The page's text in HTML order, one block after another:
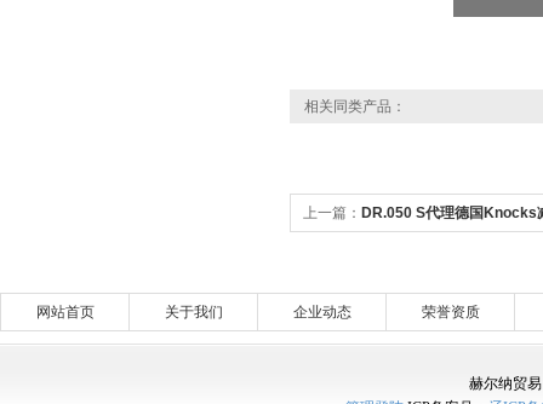
相关同类产品：
上一篇： DR.050 S代理德国Knocks
网站首页 关于我们 企业动态 荣誉资质
赫尔纳贸